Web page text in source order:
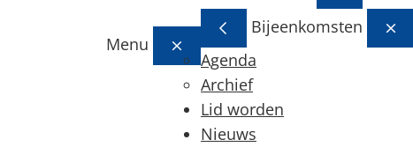
Menu
Bijeenkomsten
Agenda
Archief
Lid worden
Nieuws